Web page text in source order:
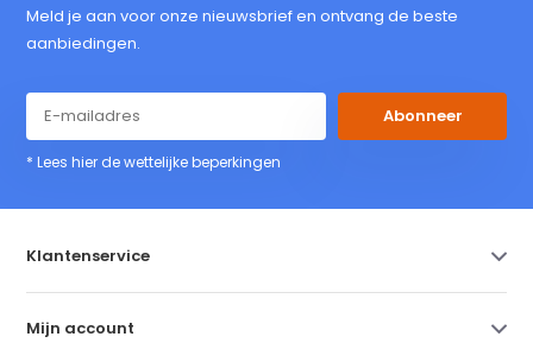
Meld je aan voor onze nieuwsbrief en ontvang de beste
aanbiedingen.
Abonneer
* Lees hier de wettelijke beperkingen
Klantenservice
Mijn account